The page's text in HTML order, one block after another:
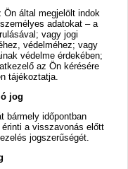
Ön által megjelölt indok
adatokat – a
vagy jogi
védelméhez; vagy
védelme érdekében;
az Ön kérésére
tájékoztatja.
jog
bármely időpontban
a visszavonás előtt
jogszerűségét.